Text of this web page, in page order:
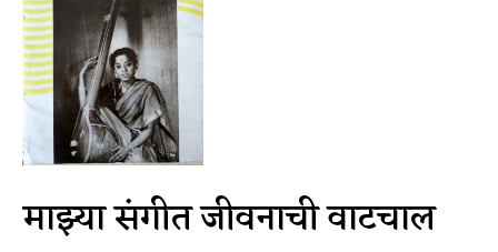
माझ्या संगीत जीवनाची वाटचाल